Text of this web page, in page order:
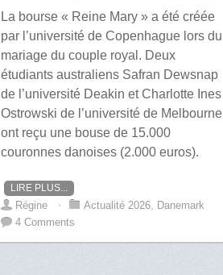
La bourse « Reine Mary » a été créée
par l’université de Copenhague lors du
mariage du couple royal. Deux
étudiants australiens Safran Dewsnap
de l’université Deakin et Charlotte Ines
Ostrowski de l’université de Melbourne
ont reçu une bouse de 15.000
couronnes danoises (2.000 euros).
LIRE PLUS...
Régine ⋅ Actualité 2026, Danemark
4 Comments